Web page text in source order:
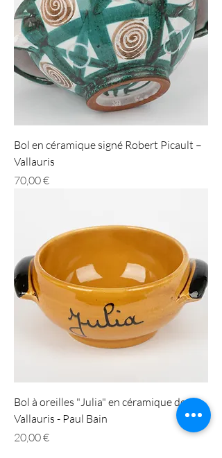
Bol en céramique signé Robert Picault –
Vallauris
Prix
70,00 €
Bol à oreilles "Julia" en céramique de
Vallauris - Paul Bain
Prix
20,00 €